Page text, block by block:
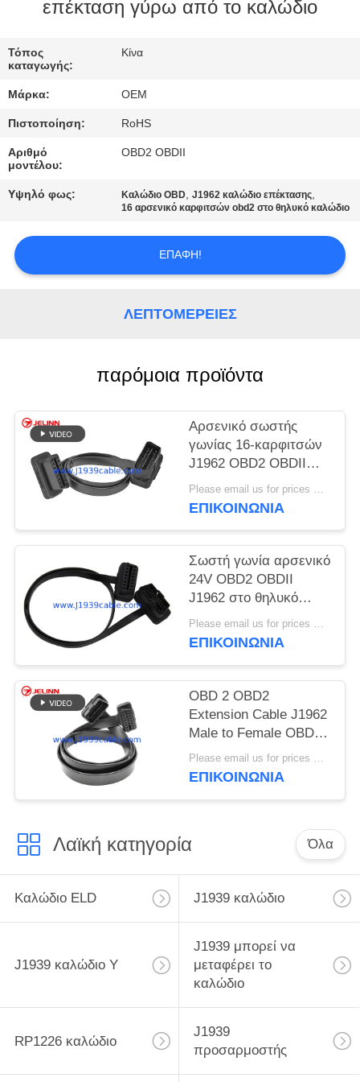
ΈΛΕΓΧΟΣ
ΜΑΣ
ΕΛΆΤΕ
ΕΠΑΦΉ
ΜΕ
ΈΝΑ
ΑΠΌΣΠΑΣΜΑ
PRIVACY
επέκταση γύρω από το καλώδιο
Τόπος
καταγωγής:
Κίνα
Μάρκα: OEM
Πιστοποίηση: RoHS
Αριθμό
μοντέλου:
OBD2 OBDII
Υψηλό φως: Καλώδιο OBD,J1962 καλώδιο επέκτασης,
16 αρσενικό καρφιτσών obd2 στο θηλυκό καλώδιο
ΕΠΑΦΉ!
ΛΕΠΤΟΜΈΡΕΙΕΣ
παρόμοια προϊόντα
Αρσενικό σωστής
γωνίας 16-καρφιτσών
J1962 OBD2 OBDII
στο θηλυκό επίπεδο
καλώδιο επέκτασης
Please email us for prices MOQ:100 τεμ
ΕΠΙΚΟΙΝΩΝΊΑ
Σωστή γωνία αρσενικό
24V OBD2 OBDII
J1962 στο θηλυκό
επίπεδο καλώδιο
επέκτασης
Please email us for prices MOQ:100 τεμ
ΕΠΙΚΟΙΝΩΝΊΑ
OBD 2 OBD2
Extension Cable J1962
Male to Female OBDII
Connector Extender
With 16-core Wires
Please email us for prices MOQ:100 τεμάχια
ΕΠΙΚΟΙΝΩΝΊΑ
Λαϊκή κατηγορία Όλα
Καλώδιο ELD J1939 καλώδιο
J1939 καλώδιο Υ
J1939 μπορεί να
μεταφέρει το
καλώδιο
RP1226 καλώδιο
J1939
προσαρμοστής